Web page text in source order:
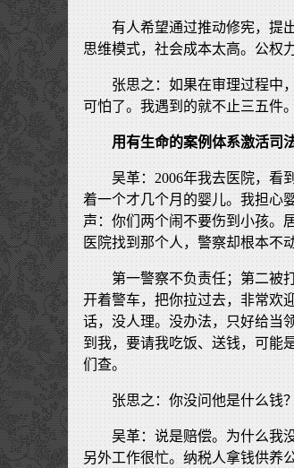
有人希望通过推动修宪，提
思维模式，社会成本太高。公权
张思之：如果在审理过程中
可怕了。我遇到的就不止三五件
用有生命的案例体系激活司
吴革：2006年我去医院，看
着一个才几个月的婴儿。我担心
声：你们两个闹不要伤到小孩。
医院找到那个人，警察却根本不
第一警察不负责任；第二被
开着警车，把你拉过去，非常欢
话，没人理。没办法，只好给当
到我，要请我吃饭、送钱，可能
们查。
张思之：你没问他是什么钱
吴革：说是赔偿。为什么我
另外工作很忙。纳税人拿钱供养